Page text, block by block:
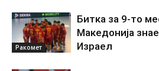
Ракомет
Битка за 9-то
Македонија
Израел